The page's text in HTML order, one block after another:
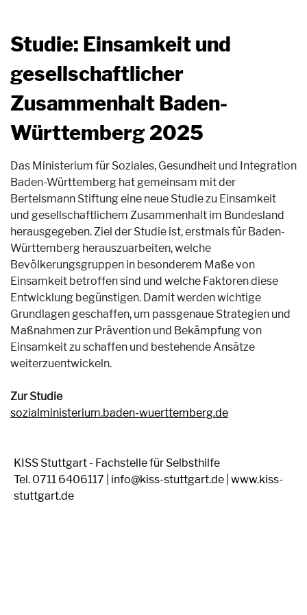
Studie: Einsamkeit und
gesellschaftlicher
Zusammenhalt Baden-
Württemberg 2025
Das Ministerium für Soziales, Gesundheit und Integration
Baden-Württemberg hat gemeinsam mit der
Bertelsmann Stiftung eine neue Studie zu Einsamkeit
und gesellschaftlichem Zusammenhalt im Bundesland
herausgegeben. Ziel der Studie ist, erstmals für Baden-
Württemberg herauszuarbeiten, welche
Bevölkerungsgruppen in besonderem Maße von
Einsamkeit betroffen sind und welche Faktoren diese
Entwicklung begünstigen. Damit werden wichtige
Grundlagen geschaffen, um passgenaue Strategien und
Maßnahmen zur Prävention und Bekämpfung von
Einsamkeit zu schaffen und bestehende Ansätze
weiterzuentwickeln.
Zur Studie
sozialministerium.baden-wuerttemberg.de
KISS Stuttgart - Fachstelle für Selbsthilfe
Tel. 0711 6406117 | info@kiss-stuttgart.de | www.kiss-
stuttgart.de